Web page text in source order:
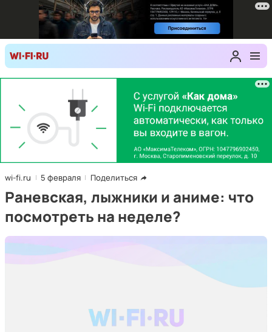
wi-fi.ru 5 февраля Поделиться
Раневская, лыжники и аниме: что
посмотреть на неделе?